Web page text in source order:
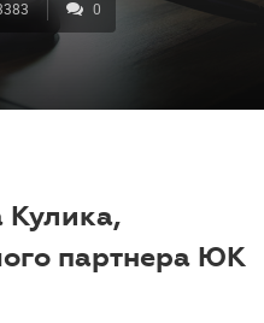
0
Кулика,
партнера ЮК